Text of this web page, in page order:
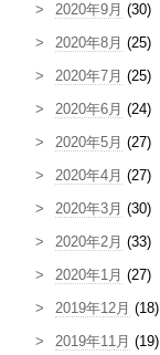
2020年9月 (30)
2020年8月 (25)
2020年7月 (25)
2020年6月 (24)
2020年5月 (27)
2020年4月 (27)
2020年3月 (30)
2020年2月 (33)
2020年1月 (27)
2019年12月 (18)
2019年11月 (19)